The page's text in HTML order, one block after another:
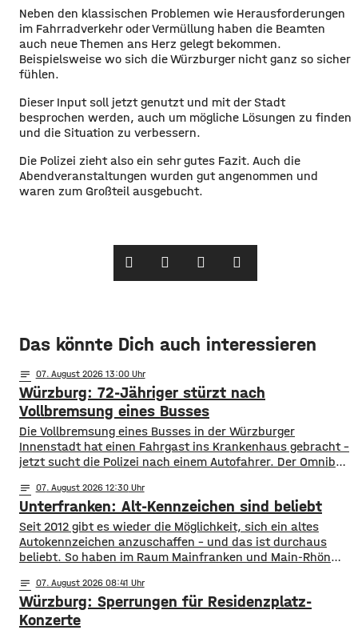
​Neben den klassischen Problemen wie Herausforderungen
im Fahrradverkehr oder Vermüllung haben die Beamten
auch neue Themen ans Herz gelegt bekommen.
Beispielsweise wo sich die Würzburger nicht ganz so sicher
fühlen.
​Dieser Input soll jetzt genutzt und mit der Stadt
besprochen werden, auch um mögliche Lösungen zu finden
und die Situation zu verbessern.
​Die Polizei zieht also ein sehr gutes Fazit. Auch die
Abendveranstaltungen wurden gut angenommen und
waren zum Großteil ausgebucht.
Das könnte Dich auch interessieren
notes 07. August 2026 13:00
Würzburg: 72-Jähriger stürzt nach
Vollbremsung eines Busses
Die Vollbremsung eines Busses in der Würzburger
Innenstadt hat einen Fahrgast ins Krankenhaus gebracht –
jetzt sucht die Polizei nach einem Autofahrer. Der Omnibus
abrupt bremsen, weil ein silberner Toyota plötzlich die
Fahrspur wechselte und vor den Bus fuhr. Ein 72-jähriger
Fahrgast stürzte dabei und wurde leicht verletzt und kam
notes 07. August 2026 12:30
Unterfranken: Alt-Kennzeichen sind beliebt
Seit 2012 gibt es wieder die Möglichkeit, sich ein altes
Autokennzeichen anzuschaffen – und das ist durchaus
beliebt. So haben im Raum Mainfranken und Main-Rhön
sind es mit rund 11.900 mit dem Kennzeichen OCH für den
Altlandkreis Ochsenfurt. Dahinter kommen EBN für Ebern
mit fast 8.800 und
notes 07. August 2026 08:41
Würzburg: Sperrungen für Residenzplatz-
Konzerte